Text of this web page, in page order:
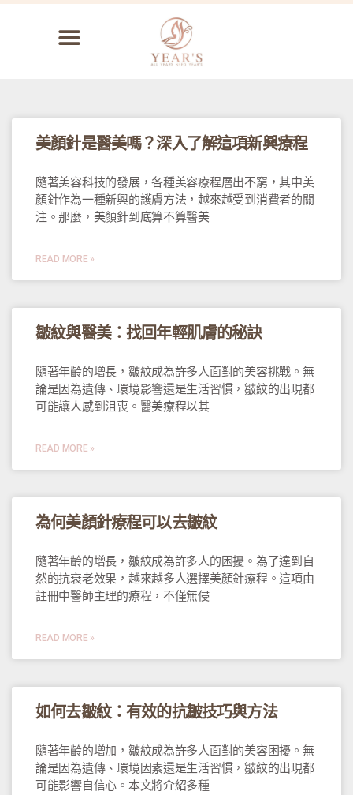
美顏針是醫美嗎？深入了解這項新興療程
隨著美容科技的發展，各種美容療程層出不窮，其中美
顏針作為一種新興的護膚方法，越來越受到消費者的關
注。那麼，美顏針到底算不算醫美
READ MORE »
皺紋與醫美：找回年輕肌膚的秘訣
隨著年齡的增長，皺紋成為許多人面對的美容挑戰。無
論是因為遺傳、環境影響還是生活習慣，皺紋的出現都
可能讓人感到沮喪。醫美療程以其
READ MORE »
為何美顏針療程可以去皺紋
隨著年齡的增長，皺紋成為許多人的困擾。為了達到自
然的抗衰老效果，越來越多人選擇美顏針療程。這項由
註冊中醫師主理的療程，不僅無侵
READ MORE »
如何去皺紋：有效的抗皺技巧與方法
隨著年齡的增加，皺紋成為許多人面對的美容困擾。無
論是因為遺傳、環境因素還是生活習慣，皺紋的出現都
可能影響自信心。本文將介紹多種